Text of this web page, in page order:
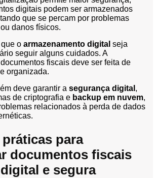
digitais podem ser armazenados
que se percam por problemas
danos físicos.
o armazenamento digital seja
seguir alguns cuidados. A
fiscais deve ser feita de
organizada.
deve garantir a segurança digital ,
de criptografia e backup em nuvem,
relacionados à perda de dados
para
documentos fiscais
e segura